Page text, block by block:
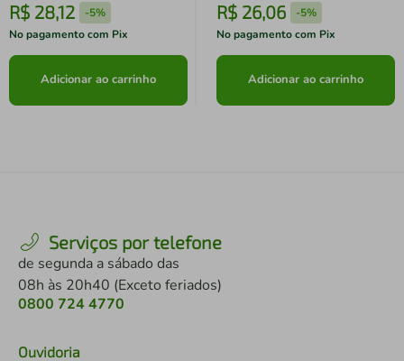
R$ 28,12 -5%
No pagamento com Pix
Adicionar ao carrinho
R$ 26,06 -5%
No pagamento com Pix
Adicionar ao carrinho
Serviços por telefone
de segunda a sábado das
08h às 20h40 (Exceto feriados)
0800 724 4770
Ouvidoria